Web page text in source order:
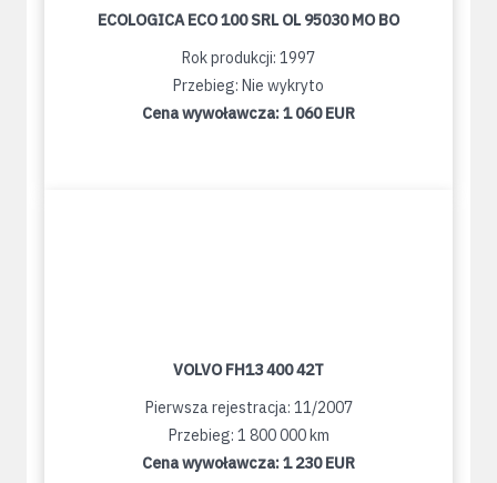
ECOLOGICA ECO 100 SRL OL 95030 MO BO
Rok produkcji: 1997
Przebieg: Nie wykryto
Cena wywoławcza:1 060 EUR
VOLVO FH13 400 42T
Pierwsza rejestracja: 11/2007
Przebieg: 1 800 000 km
Cena wywoławcza:1 230 EUR